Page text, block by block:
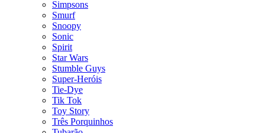
Simpsons
Smurf
Snoopy
Sonic
Spirit
Star Wars
Stumble Guys
Super-Heróis
Tie-Dye
Tik Tok
Toy Story
Três Porquinhos